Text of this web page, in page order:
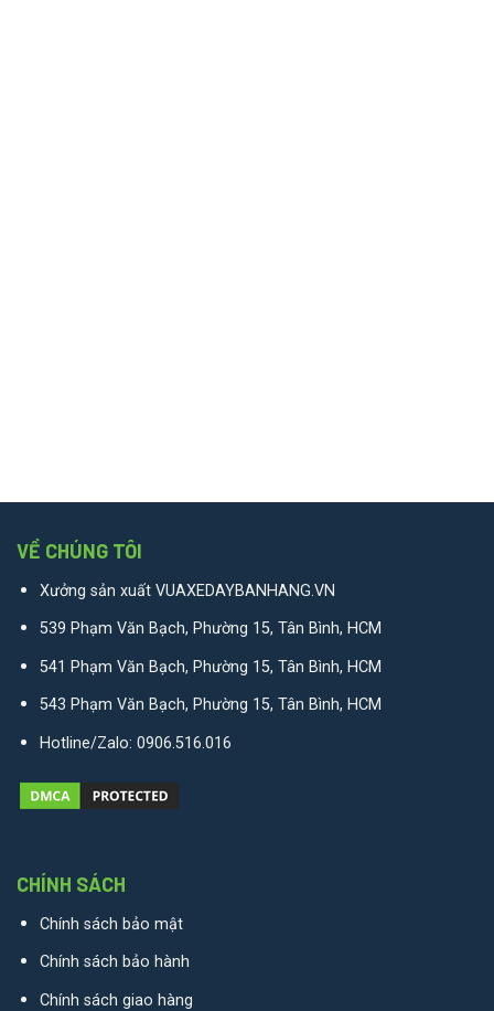
VỀ CHÚNG TÔI
Xưởng sản xuất VUAXEDAYBANHANG.VN
539 Phạm Văn Bạch, Phường 15, Tân Bình, HCM
541 Phạm Văn Bạch, Phường 15, Tân Bình, HCM
543 Phạm Văn Bạch, Phường 15, Tân Bình, HCM
Hotline/Zalo: 0906.516.016
CHÍNH SÁCH
Chính sách bảo mật
Chính sách bảo hành
Chính sách giao hàng